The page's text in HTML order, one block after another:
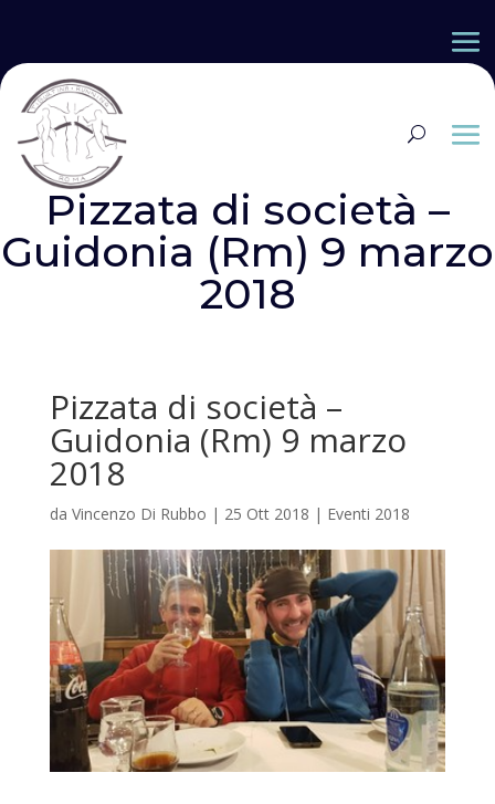
Pizzata di società –
Guidonia (Rm) 9 marzo
2018
Pizzata di società –
Guidonia (Rm) 9 marzo
2018
da Vincenzo Di Rubbo | 25 Ott 2018 | Eventi 2018